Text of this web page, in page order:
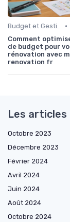
Budget et Gestion des Finances Personnelles •
Comment
de budget pour
rénovation avec
renovation fr
Les articles
Octobre 2023
Décembre 2023
Février 2024
Avril 2024
Juin 2024
Août 2024
Octobre 2024